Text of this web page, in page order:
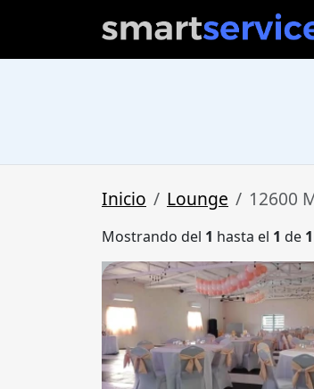
Inicio Lounge 12600
Mostrando del 1 hasta el 1 de 1